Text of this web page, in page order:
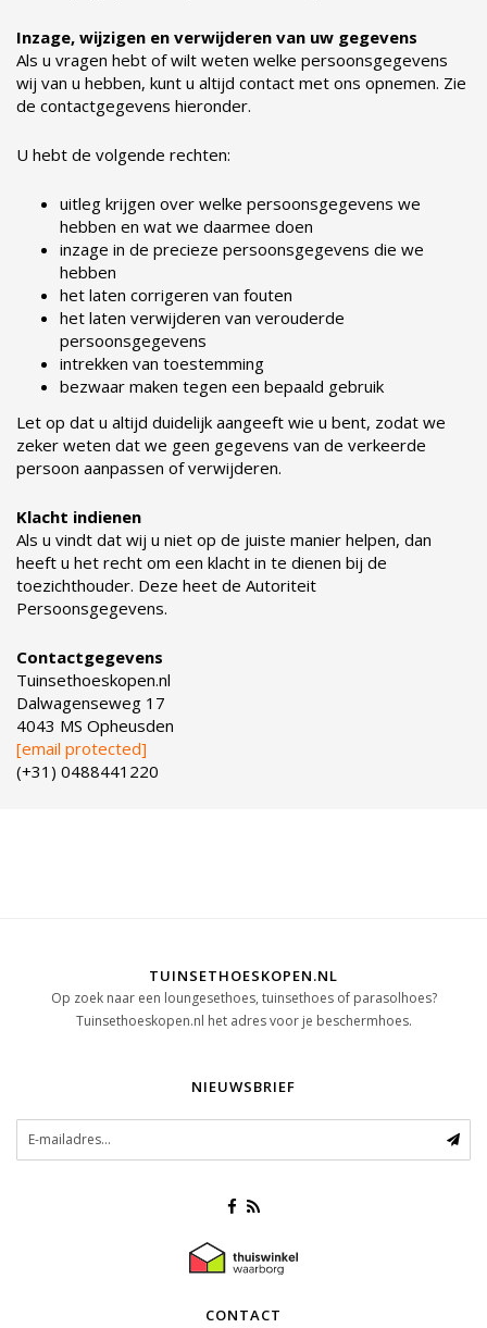
Inzage, wijzigen en verwijderen van uw gegevens
Als u vragen hebt of wilt weten welke persoonsgegevens
wij van u hebben, kunt u altijd contact met ons opnemen. Zie
de contactgegevens hieronder.
U hebt de volgende rechten:
uitleg krijgen over welke persoonsgegevens we
hebben en wat we daarmee doen
inzage in de precieze persoonsgegevens die we
hebben
het laten corrigeren van fouten
het laten verwijderen van verouderde
persoonsgegevens
intrekken van toestemming
bezwaar maken tegen een bepaald gebruik
Let op dat u altijd duidelijk aangeeft wie u bent, zodat we
zeker weten dat we geen gegevens van de verkeerde
persoon aanpassen of verwijderen.
Klacht indienen
Als u vindt dat wij u niet op de juiste manier helpen, dan
heeft u het recht om een klacht in te dienen bij de
toezichthouder. Deze heet de Autoriteit
Persoonsgegevens.
Contactgegevens
Tuinsethoeskopen.nl
Dalwagenseweg 17
4043 MS Opheusden
[email protected]
(+31) 0488441220
TUINSETHOESKOPEN.NL
Op zoek naar een loungesethoes, tuinsethoes of parasolhoes?
Tuinsethoeskopen.nl het adres voor je beschermhoes.
NIEUWSBRIEF
CONTACT